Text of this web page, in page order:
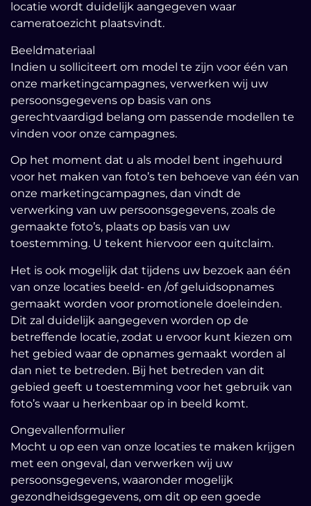
locatie wordt duidelijk aangegeven waar
cameratoezicht plaatsvindt.
Beeldmateriaal
Indien u solliciteert om model te zijn voor één van
onze marketingcampagnes, verwerken wij uw
persoonsgegevens op basis van ons
gerechtvaardigd belang om passende modellen te
vinden voor onze campagnes.
Op het moment dat u als model bent ingehuurd
voor het maken van foto’s ten behoeve van één van
onze marketingcampagnes, dan vindt de
verwerking van uw persoonsgegevens, zoals de
gemaakte foto’s, plaats op basis van uw
toestemming. U tekent hiervoor een quitclaim.
Het is ook mogelijk dat tijdens uw bezoek aan één
van onze locaties beeld- en /of geluidsopnames
gemaakt worden voor promotionele doeleinden.
Dit zal duidelijk aangegeven worden op de
betreffende locatie, zodat u ervoor kunt kiezen om
het gebied waar de opnames gemaakt worden al
dan niet te betreden. Bij het betreden van dit
gebied geeft u toestemming voor het gebruik van
foto’s waar u herkenbaar op in beeld komt.
Ongevallenformulier
Mocht u op een van onze locaties te maken krijgen
met een ongeval, dan verwerken wij uw
persoonsgegevens, waaronder mogelijk
gezondheidsgegevens, om dit op een goede